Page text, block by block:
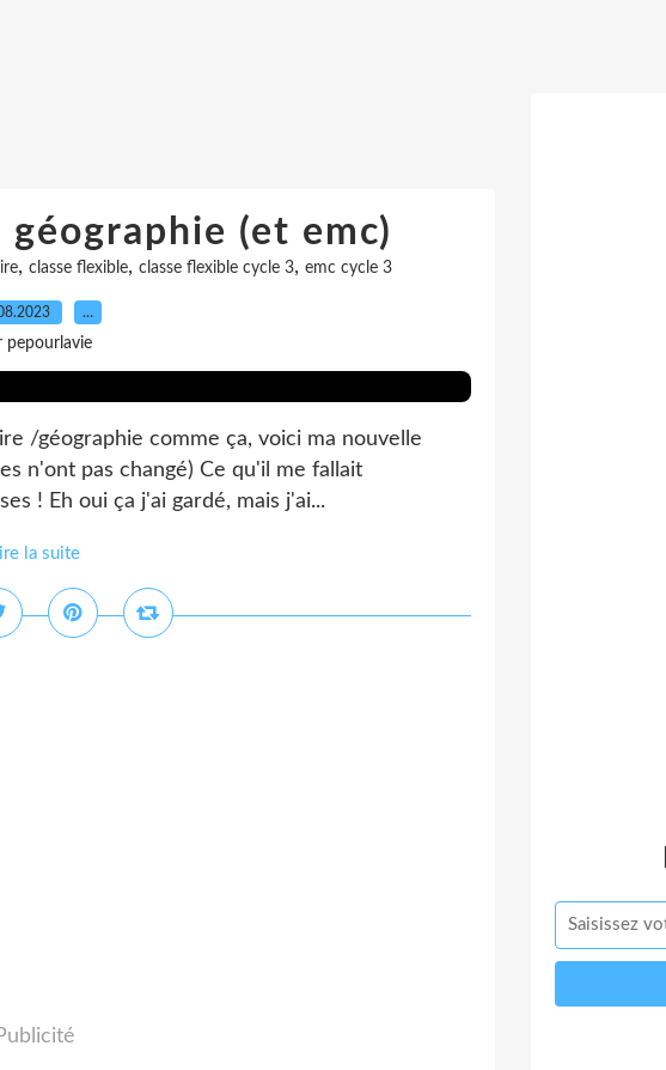
(et emc)
, classe flexible, classe flexible cycle 3, emc cycle 3
…
pepourlavie
/géographie comme ça, voici ma nouvelle
n'ont pas changé) Ce qu'il me fallait
! Eh oui ça j'ai gardé, mais j'ai...
la suite